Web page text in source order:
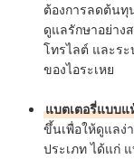
ต้องการลดต้นทุ
ดูแลรักษาอย่าง
โทรไลต์ และร
ของไอระเหย
แบตเตอรี่แบบแ
ขึ้นเพื่อให้ดูแลง่
ประเภท ได้แก่